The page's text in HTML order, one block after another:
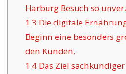
Harburg Besuch so
1.3 Die digitale
Beginn eine besonders
den Kunden.
1.4Das Ziel